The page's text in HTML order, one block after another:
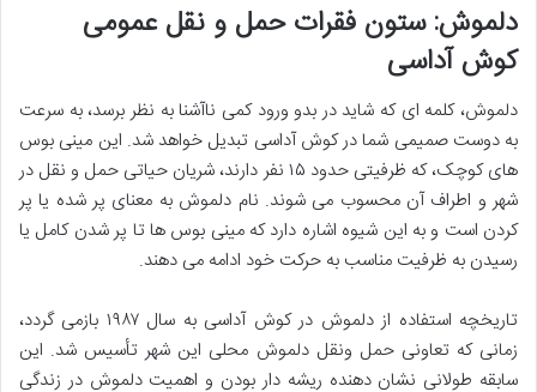
دلموش: ستون فقرات حمل و نقل عمومی
کوش آداسی
دلموش، کلمه ای که شاید در بدو ورود کمی ناآشنا به نظر برسد، به سرعت
به دوست صمیمی شما در کوش آداسی تبدیل خواهد شد. این مینی بوس
های کوچک، که ظرفیتی حدود ۱۵ نفر دارند، شریان حیاتی حمل و نقل در
شهر و اطراف آن محسوب می شوند. نام دلموش به معنای پر شده یا پر
کردن است و به این شیوه اشاره دارد که مینی بوس ها تا پر شدن کامل یا
رسیدن به ظرفیت مناسب به حرکت خود ادامه می دهند.
تاریخچه استفاده از دلموش در کوش آداسی به سال ۱۹۸۷ بازمی گردد،
زمانی که تعاونی حمل ونقل دلموش محلی این شهر تأسیس شد. این
سابقه طولانی نشان دهنده ریشه دار بودن و اهمیت دلموش در زندگی